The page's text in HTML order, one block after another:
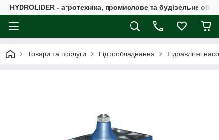
HYDROLIDER - агротехніка, промислове та будівельне
Товари та послуги Гідрообладнання Гідравлічні